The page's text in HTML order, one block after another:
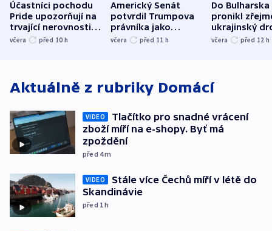
Účastníci pochodu
Pride upozorňují na
trvající nerovnosti i
společenskou
včera před 10 h
Americký Senát
potvrdil Trumpova
právníka jako
ministra
včera před 11 h
Do Bulharska
pronikl
ukrajinský
explodoval
včera před 12 h
Aktuálně z rubriky Domácí
VIDEO
Tlačítko pro snadné vrácení
zboží míří na e-shopy. Byť má
zpoždění
před 4m
VIDEO
Stále více Čechů míří v létě do
Skandinávie
před 1h